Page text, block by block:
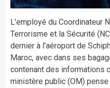
L’employé du Coordinateur
Terrorisme et la Sécurité
dernier à l’aéroport de
Maroc, avec dans ses
contenant des informations
ministère public (OM)